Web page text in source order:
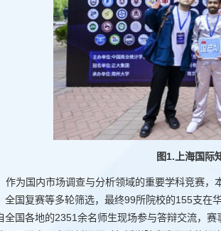
图1.上海国际
作为国内市场调查与分析领域的重要学科竞赛
全国复赛等多轮筛选，最终99所院校的155支在
全国各地的2351余名师生现场参与答辩交流，